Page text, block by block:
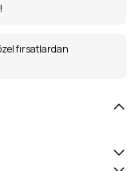
fırsatlardan